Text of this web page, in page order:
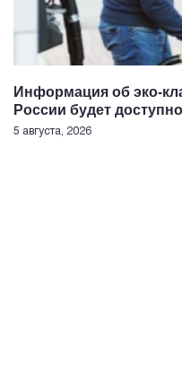
Информация об эко-
России будет
5 августа, 2026